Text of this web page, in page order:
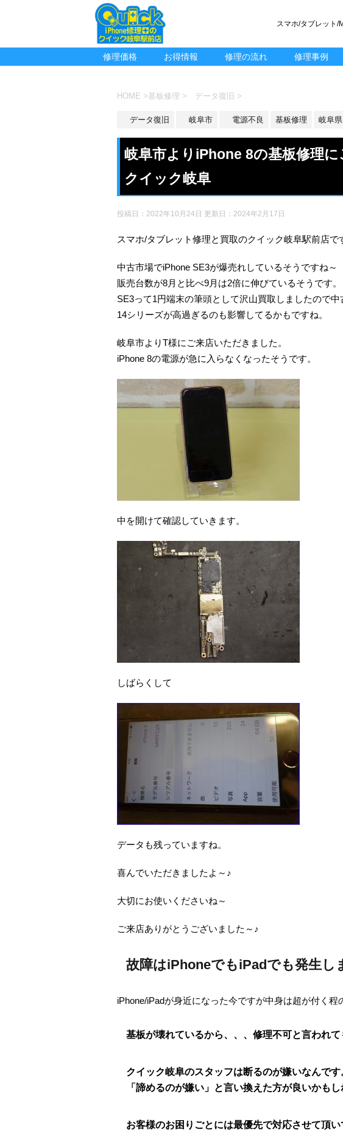
スマホ/タブレット/
修理価格 お得情報 修理の流れ 修理事例
HOME >基板修理 > データ復旧 >
データ復旧 岐阜市 電源不良 基板修理 岐阜県
岐阜市よりiPhone 8の基板修理
クイック岐阜
投稿日：2022年10月24日 更新日： 2024年2月17日
スマホ/タブレット修理と買取のクイック岐阜駅前店で
中古市場でiPhone SE3が爆売れしているそうですね～
販売台数が8月と比べ9月は2倍に伸びているそうです。
SE3って1円端末の筆頭として沢山買取しましたので中
14シリーズが高過ぎるのも影響してるかもですね。
岐阜市よりT様にご来店いただきました。
iPhone 8の電源が急に入らなくなったそうです。
中を開けて確認していきます。
しばらくして
データも残っていますね。
喜んでいただきましたよ～♪
大切にお使いくださいね～
ご来店ありがとうございました～♪
故障はiPhoneでもiPadでも発生し
iPhone/iPadが身近になった今ですが中身は超が付く程
基板が壊れているから、、、修理不可と言われて
クイック岐阜のスタッフは断るのが嫌いなんです
「諦めるのが嫌い」と言い換えた方が良いかもし
お客様のお困りごとには最優先で対応させて頂い